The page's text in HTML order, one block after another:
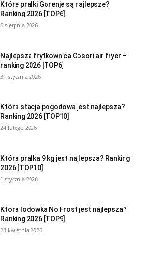
Które pralki Gorenje są najlepsze?
Ranking 2026 [TOP6]
6 sierpnia 2026
Najlepsza frytkownica Cosori air fryer –
ranking 2026 [TOP6]
31 stycznia 2026
Która stacja pogodowa jest najlepsza?
Ranking 2026 [TOP10]
24 lutego 2026
Która pralka 9 kg jest najlepsza? Ranking
2026 [TOP10]
1 stycznia 2026
Która lodówka No Frost jest najlepsza?
Ranking 2026 [TOP9]
23 kwietnia 2026